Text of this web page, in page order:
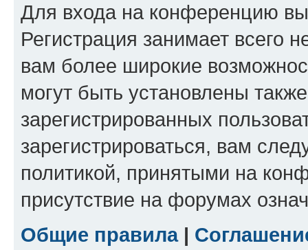
Для входа на конференцию
Регистрация занимает всего
вам более широкие
могут быть установлены
зарегистрированных
зарегистрироваться, вам
политикой, принятыми на
присутствие на форумах
Общие правила|